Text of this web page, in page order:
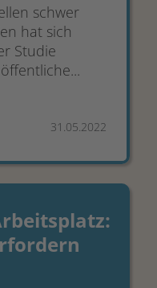
schwer
hat sich
Studie
31.05.2022